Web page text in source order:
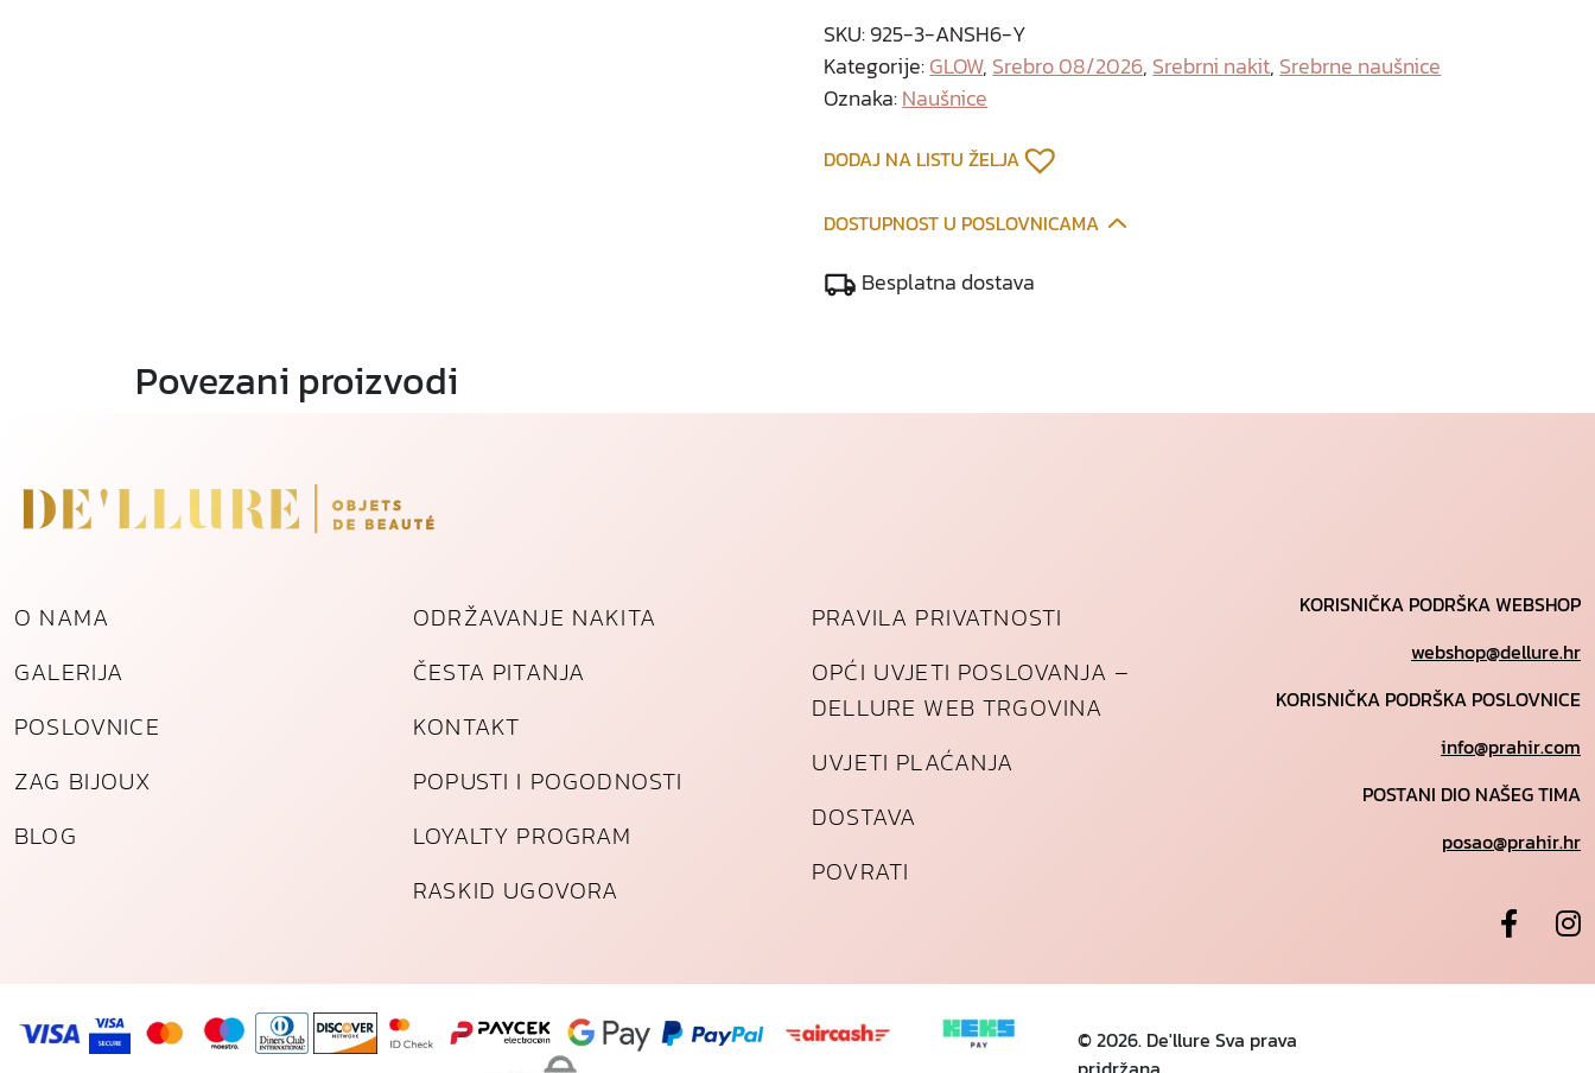
SKU:925-3-ANSH6-Y
Kategorije:GLOW, Srebro 08/2026, Srebrni nakit, Srebrne naušnice
Oznaka:Naušnice
DODAJ NA LISTU ŽELJA
DOSTUPNOST U POSLOVNICAMA
Besplatna dostava
Povezani proizvodi
O NAMA
GALERIJA
POSLOVNICE
ZAG BIJOUX
BLOG
ODRŽAVANJE NAKITA
ČESTA PITANJA
KONTAKT
POPUSTI I POGODNOSTI
LOYALTY PROGRAM
RASKID UGOVORA
PRAVILA PRIVATNOSTI
OPĆI UVJETI POSLOVANJA –
DELLURE WEB TRGOVINA
UVJETI PLAĆANJA
DOSTAVA
POVRATI
KORISNIČKA PODRŠKA WEBSHOP
webshop@dellure.hr
KORISNIČKA PODRŠKA POSLOVNICE
info@prahir.com
POSTANI DIO NAŠEG TIMA
posao@prahir.hr
© 2026. De'llure Sva prava